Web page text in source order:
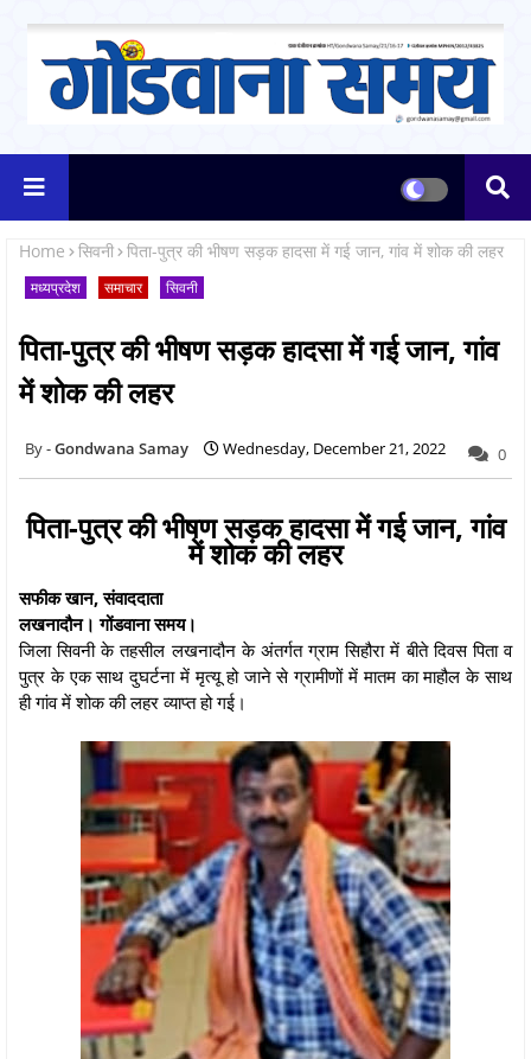
Home सिवनी पिता-पुत्र की भीषण सड़क हादसा में गई जान, गांव में शोक की लहर
मध्यप्रदेश समाचार सिवनी
पिता-पुत्र की भीषण सड़क हादसा में गई जान, गांव
में शोक की लहर
Gondwana Samay Wednesday, December 21, 2022 0
पिता-पुत्र की भीषण सड़क हादसा में गई जान, गांव
में शोक की लहर
सफीक खान, संवाददाता
लखनादौन। गोंडवाना समय।
जिला सिवनी के तहसील लखनादौन के अंतर्गत ग्राम सिहौरा में बीते दिवस पिता व
पुत्र के एक साथ दुघर्टना में मृत्यू हो जाने से ग्रामीणों में मातम का माहौल के साथ
ही गांव में शोक की लहर व्याप्त हो गई।